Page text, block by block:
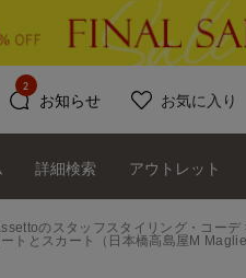
お知らせ
2
お気に入り
詳細検索 アウトレット
のスタッフスタイリング・コーデ
トとスカート（日本橋高島屋M Maglie